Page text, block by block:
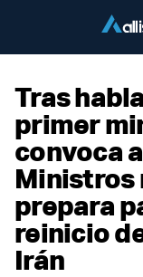
Tras
primer
convoca
Ministros
prepara
reinicio
Irán